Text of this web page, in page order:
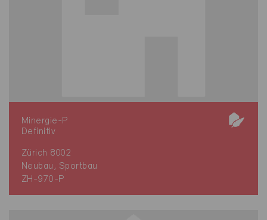
Minergie-P
Definitiv
Zürich 8002
Neubau, Sportbau
ZH-970-P